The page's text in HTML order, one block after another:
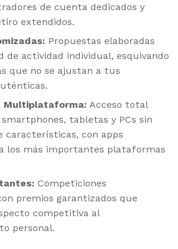
de cuenta dedicados y
extendidos.
Propuestas elaboradas
de actividad individual, esquivando
que no se ajustan a tus
Multiplataforma: Acceso total
tabletas y PCs sin
características, con apps
los más importantes plataformas
Competiciones
premios garantizados que
competitiva al
personal.